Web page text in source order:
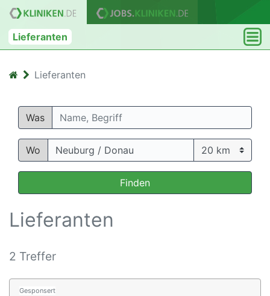
Lieferanten
Lieferanten
Was
Wo
Finden
Lieferanten
2 Treffer
Gesponsert